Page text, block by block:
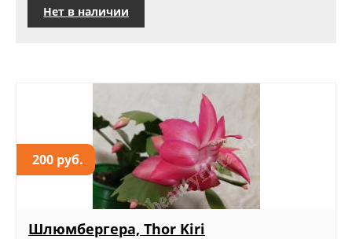
Нет в наличии
200 руб.
Шлюмбергера, Thor Kiri